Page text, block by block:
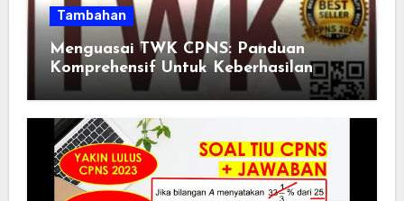
Tambahan
Menguasai TWK CPNS: Panduan
Komprehensif Untuk Keberhasilan